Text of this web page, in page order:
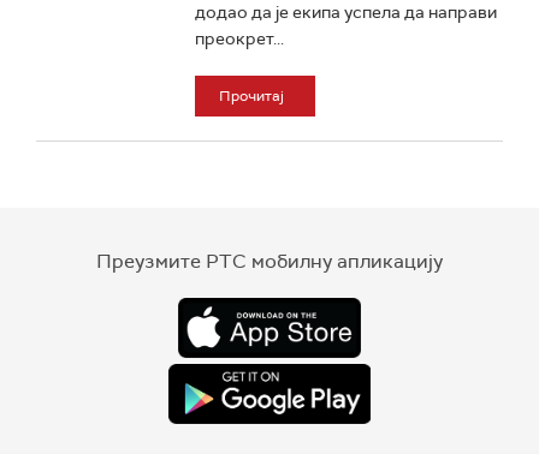
додао да је екипа успела да направи
преокрет...
Прочитај
Преузмите РТС мобилну апликацију